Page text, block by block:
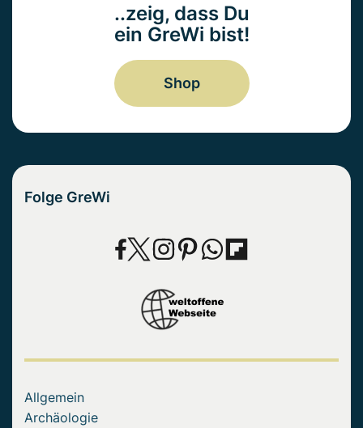
..zeig, dass Du
ein GreWi bist!
Shop
Folge GreWi
Allgemein
Archäologie